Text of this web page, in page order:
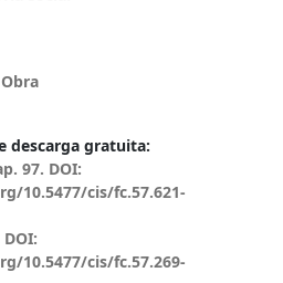
descarga gratuita:
97. DOI:
10.5477/cis/fc.57.621-
DOI:
10.5477/cis/fc.57.269-